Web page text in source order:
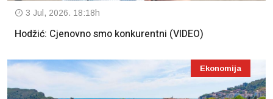
3 Jul, 2026. 18:18h
Hodžić: Cjenovno smo konkurentni (VIDEO)
Ekonomija